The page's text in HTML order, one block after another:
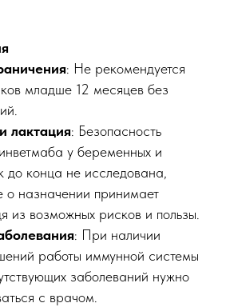
: Не рекомендуется
младше 12 месяцев без
лактация: Безопасность
у беременных и
до конца не исследована,
о назначении принимает
из возможных рисков и пользы.
: При наличии
работы иммунной системы
заболеваний нужно
с врачом.